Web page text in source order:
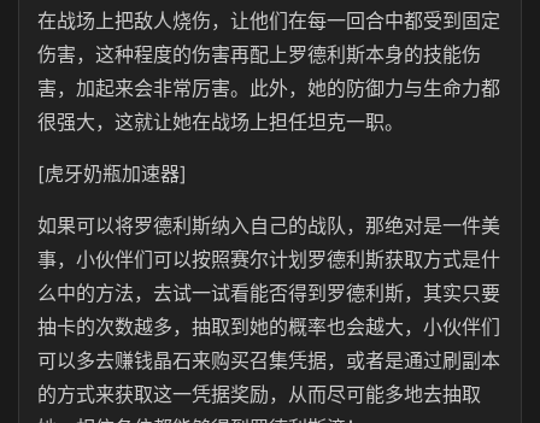
在战场上把敌人烧伤，让他们在每一回合中都受到固定
伤害，这种程度的伤害再配上罗德利斯本身的技能伤
害，加起来会非常厉害。此外，她的防御力与生命力都
很强大，这就让她在战场上担任坦克一职。
[虎牙奶瓶加速器]
如果可以将罗德利斯纳入自己的战队，那绝对是一件美
事，小伙伴们可以按照赛尔计划罗德利斯获取方式是什
么中的方法，去试一试看能否得到罗德利斯，其实只要
抽卡的次数越多，抽取到她的概率也会越大，小伙伴们
可以多去赚钱晶石来购买召集凭据，或者是通过刷副本
的方式来获取这一凭据奖励，从而尽可能多地去抽取